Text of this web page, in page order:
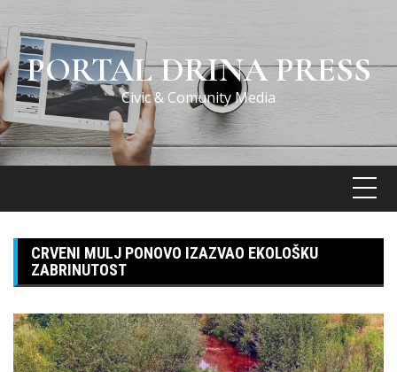
Skip
to
contentPORTAL DRINA PRESS
Civic & Comunity Media
CRVENI MULJ PONOVO IZAZVAO EKOLOŠKU
ZABRINUTOST